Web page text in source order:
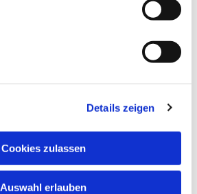
Details zeigen
Cookies zulassen
Auswahl erlauben